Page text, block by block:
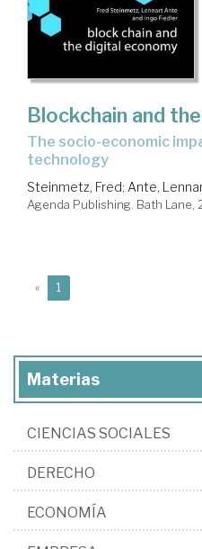
Blockchain and
the socio-economic impact of blockchain
technology
Steinmetz, Fred; Ante,
Agenda Publishing. Bath Lane,
« 1
Materias
CIENCIAS SOCIALES
DERECHO
ECONOMÍA